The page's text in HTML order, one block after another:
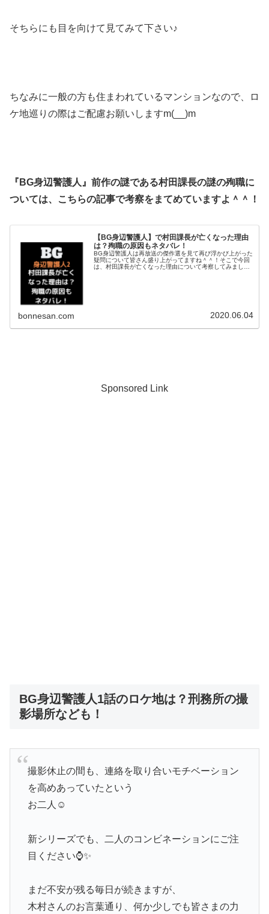
そちらにも目を向けて見てみて下さい♪
ちなみに一般の方も住まわれているマンションなので、ロ
ケ地巡りの際はご配慮お願いしますm(__)m
『BG身辺警護人』前作の謎である村田課長の謎の殉職に
ついては、こちらの記事で考察をまてめていますよ＾＾！
【BG身辺警護人】で村田課長が亡くなった理由
は？殉職の原因もネタバレ！
BG身辺警護人は再放送の傑作選を見て再び浮かび上がった
疑問について皆さん盛り上がってますね＾＾！そこで今回
は、村田課長が亡くなった理由について考察してみまし
bonnesan.com 2020.06.04
Sponsored Link
BG身辺警護人1話のロケ地は？刑務所の撮
影場所なども！
撮影休止の間も、連絡を取り合いモチベーション
を高めあっていたという
お二人☺️
新シリーズでも、二人のコンビネーションにご注
目ください⌚✨
まだ不安が残る毎日が続きますが、
木村さんのお言葉通り、何か少しでも皆さまの力